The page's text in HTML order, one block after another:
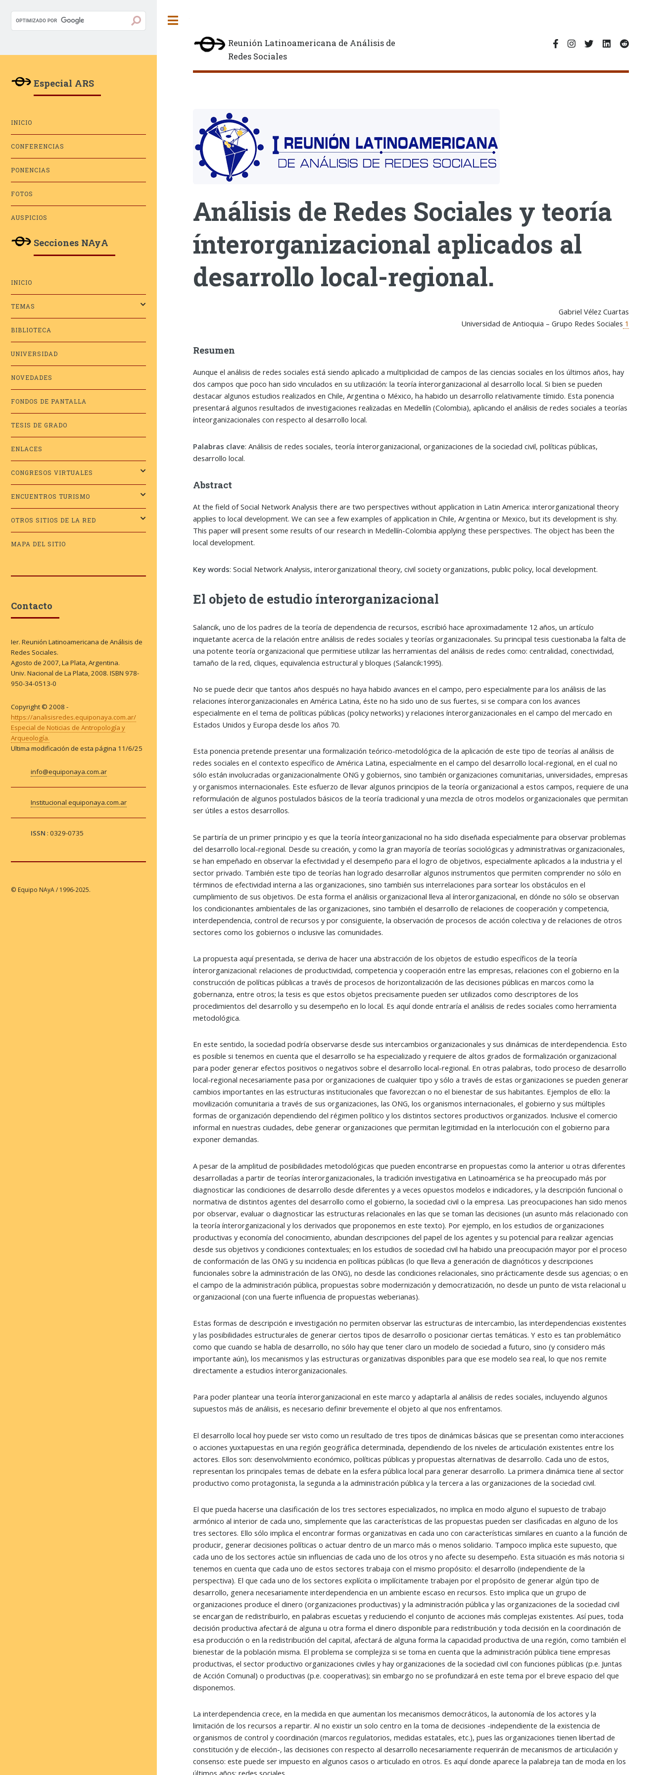
Reunión Latinoamericana de Análisis de
Redes Sociales
Análisis de Redes Sociales y teoría
ínterorganizacional aplicados al
desarrollo local-regional.
Gabriel Vélez Cuartas
Universidad de Antioquia – Grupo Redes Sociales 1
Resumen
Aunque el análisis de redes sociales está siendo aplicado a multiplicidad de campos de las ciencias sociales en los últimos años, hay
dos campos que poco han sido vinculados en su utilización: la teoría ínterorganizacional al desarrollo local. Si bien se pueden
destacar algunos estudios realizados en Chile, Argentina o México, ha habido un desarrollo relativamente tímido. Esta ponencia
presentará algunos resultados de investigaciones realizadas en Medellín (Colombia), aplicando el análisis de redes sociales a teorías
ínteorganizacionales con respecto al desarrollo local.
Palabras clave: Análisis de redes sociales, teoría ínterorganizacional, organizaciones de la sociedad civil, políticas públicas,
desarrollo local.
Abstract
At the field of Social Network Analysis there are two perspectives without application in Latin America: interorganizational theory
applies to local development. We can see a few examples of application in Chile, Argentina or Mexico, but its development is shy.
This paper will present some results of our research in Medellín-Colombia applying these perspectives. The object has been the
local development.
Key words: Social Network Analysis, interorganizational theory, civil society organizations, public policy, local development.
El objeto de estudio ínterorganizacional
Salancik, uno de los padres de la teoría de dependencia de recursos, escribió hace aproximadamente 12 años, un artículo
inquietante acerca de la relación entre análisis de redes sociales y teorías organizacionales. Su principal tesis cuestionaba la falta de
una potente teoría organizacional que permitiese utilizar las herramientas del análisis de redes como: centralidad, conectividad,
tamaño de la red, cliques, equivalencia estructural y bloques (Salancik:1995).
No se puede decir que tantos años después no haya habido avances en el campo, pero especialmente para los análisis de las
relaciones ínterorganizacionales en América Latina, éste no ha sido uno de sus fuertes, si se compara con los avances
especialmente en el tema de políticas públicas (policy networks) y relaciones ínterorganizacionales en el campo del mercado en
Estados Unidos y Europa desde los años 70.
Esta ponencia pretende presentar una formalización teórico-metodológica de la aplicación de este tipo de teorías al análisis de
redes sociales en el contexto específico de América Latina, especialmente en el campo del desarrollo local-regional, en el cual no
sólo están involucradas organizacionalmente ONG y gobiernos, sino también organizaciones comunitarias, universidades, empresas
y organismos internacionales. Este esfuerzo de llevar algunos principios de la teoría organizacional a estos campos, requiere de una
reformulación de algunos postulados básicos de la teoría tradicional y una mezcla de otros modelos organizacionales que permitan
ser útiles a estos desarrollos.
Se partiría de un primer principio y es que la teoría ínteorganizacional no ha sido diseñada especialmente para observar problemas
del desarrollo local-regional. Desde su creación, y como la gran mayoría de teorías sociológicas y administrativas organizacionales,
se han empeñado en observar la efectividad y el desempeño para el logro de objetivos, especialmente aplicados a la industria y el
sector privado. También este tipo de teorías han logrado desarrollar algunos instrumentos que permiten comprender no sólo en
términos de efectividad interna a las organizaciones, sino también sus interrelaciones para sortear los obstáculos en el
cumplimiento de sus objetivos. De esta forma el análisis organizacional lleva al ínterorganizacional, en dónde no sólo se observan
los condicionantes ambientales de las organizaciones, sino también el desarrollo de relaciones de cooperación y competencia,
interdependencia, control de recursos y por consiguiente, la observación de procesos de acción colectiva y de relaciones de otros
sectores como los gobiernos o inclusive las comunidades.
La propuesta aquí presentada, se deriva de hacer una abstracción de los objetos de estudio específicos de la teoría
ínterorganizacional: relaciones de productividad, competencia y cooperación entre las empresas, relaciones con el gobierno en la
construcción de políticas públicas a través de procesos de horizontalización de las decisiones públicas en marcos como la
gobernanza, entre otros; la tesis es que estos objetos precisamente pueden ser utilizados como descriptores de los
procedimientos del desarrollo y su desempeño en lo local. Es aquí donde entraría el análisis de redes sociales como herramienta
metodológica.
En este sentido, la sociedad podría observarse desde sus intercambios organizacionales y sus dinámicas de interdependencia. Esto
es posible si tenemos en cuenta que el desarrollo se ha especializado y requiere de altos grados de formalización organizacional
para poder generar efectos positivos o negativos sobre el desarrollo local-regional. En otras palabras, todo proceso de desarrollo
local-regional necesariamente pasa por organizaciones de cualquier tipo y sólo a través de estas organizaciones se pueden generar
cambios importantes en las estructuras institucionales que favorezcan o no el bienestar de sus habitantes. Ejemplos de ello: la
movilización comunitaria a través de sus organizaciones, las ONG, los organismos internacionales, el gobierno y sus múltiples
formas de organización dependiendo del régimen político y los distintos sectores productivos organizados. Inclusive el comercio
informal en nuestras ciudades, debe generar organizaciones que permitan legitimidad en la interlocución con el gobierno para
exponer demandas.
A pesar de la amplitud de posibilidades metodológicas que pueden encontrarse en propuestas como la anterior u otras diferentes
desarrolladas a partir de teorías ínterorganizacionales, la tradición investigativa en Latinoamérica se ha preocupado más por
diagnosticar las condiciones de desarrollo desde diferentes y a veces opuestos modelos e indicadores, y la descripción funcional o
normativa de distintos agentes del desarrollo como el gobierno, la sociedad civil o la empresa. Las preocupaciones han sido menos
por observar, evaluar o diagnosticar las estructuras relacionales en las que se toman las decisiones (un asunto más relacionado con
la teoría ínterorganizacional y los derivados que proponemos en este texto). Por ejemplo, en los estudios de organizaciones
productivas y economía del conocimiento, abundan descripciones del papel de los agentes y su potencial para realizar agencias
desde sus objetivos y condiciones contextuales; en los estudios de sociedad civil ha habido una preocupación mayor por el proceso
de conformación de las ONG y su incidencia en políticas públicas (lo que lleva a generación de diagnóticos y descripciones
funcionales sobre la administración de las ONG), no desde las condiciones relacionales, sino prácticamente desde sus agencias; o en
el campo de la administración pública, propuestas sobre modernización y democratización, no desde un punto de vista relacional u
organizacional (con una fuerte influencia de propuestas weberianas).
Estas formas de descripción e investigación no permiten observar las estructuras de intercambio, las interdependencias existentes
y las posibilidades estructurales de generar ciertos tipos de desarrollo o posicionar ciertas temáticas. Y esto es tan problemático
como que cuando se habla de desarrollo, no sólo hay que tener claro un modelo de sociedad a futuro, sino (y considero más
importante aún), los mecanismos y las estructuras organizativas disponibles para que ese modelo sea real, lo que nos remite
directamente a estudios ínterorganizacionales.
Para poder plantear una teoría ínterorganizacional en este marco y adaptarla al análisis de redes sociales, incluyendo algunos
supuestos más de análisis, es necesario definir brevemente el objeto al que nos enfrentamos.
El desarrollo local hoy puede ser visto como un resultado de tres tipos de dinámicas básicas que se presentan como interacciones
o acciones yuxtapuestas en una región geográfica determinada, dependiendo de los niveles de articulación existentes entre los
actores. Ellos son: desenvolvimiento económico, políticas públicas y propuestas alternativas de desarrollo. Cada uno de estos,
representan los principales temas de debate en la esfera pública local para generar desarrollo. La primera dinámica tiene al sector
productivo como protagonista, la segunda a la administración pública y la tercera a las organizaciones de la sociedad civil.
El que pueda hacerse una clasificación de los tres sectores especializados, no implica en modo alguno el supuesto de trabajo
armónico al interior de cada uno, simplemente que las características de las propuestas pueden ser clasificadas en alguno de los
tres sectores. Ello sólo implica el encontrar formas organizativas en cada uno con características similares en cuanto a la función de
producir, generar decisiones políticas o actuar dentro de un marco más o menos solidario. Tampoco implica este supuesto, que
cada uno de los sectores actúe sin influencias de cada uno de los otros y no afecte su desempeño. Esta situación es más notoria si
tenemos en cuenta que cada uno de estos sectores trabaja con el mismo propósito: el desarrollo (independiente de la
perspectiva). El que cada uno de los sectores explícita o implícitamente trabajen por el propósito de generar algún tipo de
desarrollo, genera necesariamente interdependencia en un ambiente escaso en recursos. Esto implica que un grupo de
organizaciones produce el dinero (organizaciones productivas) y la administración pública y las organizaciones de la sociedad civil
se encargan de redistribuirlo, en palabras escuetas y reduciendo el conjunto de acciones más complejas existentes. Así pues, toda
decisión productiva afectará de alguna u otra forma el dinero disponible para redistribución y toda decisión en la coordinación de
esa producción o en la redistribución del capital, afectará de alguna forma la capacidad productiva de una región, como también el
bienestar de la población misma. El problema se complejiza si se toma en cuenta que la administración pública tiene empresas
productivas, el sector productivo organizaciones civiles y hay organizaciones de la sociedad civil con funciones públicas (p.e. Juntas
de Acción Comunal) o productivas (p.e. cooperativas); sin embargo no se profundizará en este tema por el breve espacio del que
disponemos.
La interdependencia crece, en la medida en que aumentan los mecanismos democráticos, la autonomía de los actores y la
limitación de los recursos a repartir. Al no existir un solo centro en la toma de decisiones -independiente de la existencia de
organismos de control y coordinación (marcos regulatorios, medidas estatales, etc.), pues las organizaciones tienen libertad de
constitución y de elección-, las decisiones con respecto al desarrollo necesariamente requerirán de mecanismos de articulación y
consenso: este puede ser impuesto en algunos casos o articulado en otros. Es aquí donde aparece la palabreja tan de moda en los
Especial ARS
INICIO
CONFERENCIAS
PONENCIAS
FOTOS
AUSPICIOS
Secciones NAyA
INICIO
TEMAS
BIBLIOTECA
UNIVERSIDAD
NOVEDADES
FONDOS DE PANTALLA
TESIS DE GRADO
ENLACES
CONGRESOS VIRTUALES
ENCUENTROS TURISMO
OTROS SITIOS DE LA RED
MAPA DEL SITIO
Contacto
Ier. Reunión Latinoamericana de Análisis de
Redes Sociales.
Agosto de 2007, La Plata, Argentina.
Univ. Nacional de La Plata, 2008. ISBN 978-
950-34-0513-0
Copyright © 2008 -
https://analisisredes.equiponaya.com.ar/
Especial de Noticias de Antropología y
Arqueología.
Ultima modificación de esta página 11/6/25
info@equiponaya.com.ar
Institucional equiponaya.com.ar
ISSN : 0329-0735
© Equipo NAyA / 1996-2025.
Toggle